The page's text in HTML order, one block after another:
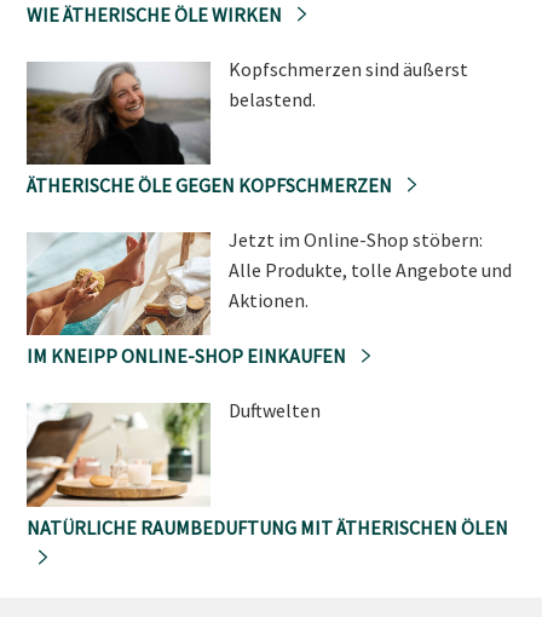
WIE ÄTHERISCHE ÖLE WIRKEN
Kopfschmerzen sind äußerst
belastend.
ÄTHERISCHE ÖLE GEGEN KOPFSCHMERZEN
Jetzt im Online-Shop stöbern:
Alle Produkte, tolle Angebote und
Aktionen.
IM KNEIPP ONLINE-SHOP EINKAUFEN
Duftwelten
NATÜRLICHE RAUMBEDUFTUNG MIT ÄTHERISCHEN ÖLEN